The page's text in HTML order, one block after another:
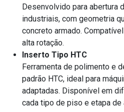
Desenvolvido para abertura
industriais, com geometria
concreto armado.
alta rotação.
Inserto Tipo HTC
Ferramenta de polimento e
padrão HTC, ideal para
adaptadas. Disponível em
cada tipo de piso e etapa de